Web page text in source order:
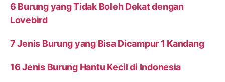
6 Burung yang Tidak Boleh Dekat dengan
Lovebird
7 Jenis Burung yang Bisa Dicampur 1 Kandang
16 Jenis Burung Hantu Kecil di Indonesia